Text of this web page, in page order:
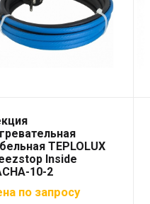
TEPLOLUX
Inside
10-2
по запросу